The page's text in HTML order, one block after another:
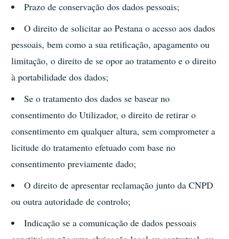
Prazo de conservação dos dados pessoais;
O direito de solicitar ao Pestana o acesso aos dados
pessoais, bem como a sua retificação, apagamento ou
limitação, o direito de se opor ao tratamento e o direito
à portabilidade dos dados;
Se o tratamento dos dados se basear no
consentimento do Utilizador, o direito de retirar o
consentimento em qualquer altura, sem comprometer a
licitude do tratamento efetuado com base no
consentimento previamente dado;
O direito de apresentar reclamação junto da CNPD
ou outra autoridade de controlo;
Indicação se a comunicação de dados pessoais